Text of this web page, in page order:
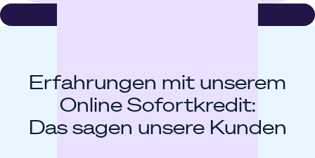
Erfahrungen mit unserem
Online Sofortkredit:
Das sagen unsere Kunden